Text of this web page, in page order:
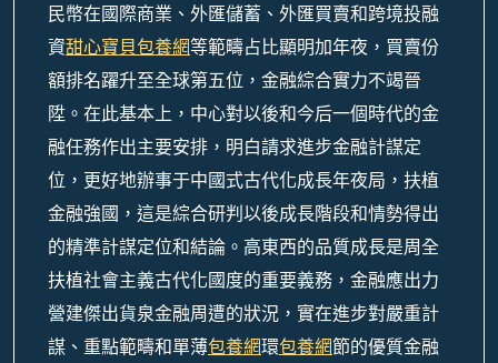
民幣在國際商業、外匯儲蓄、外匯買賣和跨境投融
資甜心寶貝包養網等範疇占比顯明加年夜，買賣份
額排名躍升至全球第五位，金融綜合實力不竭晉
陞。在此基本上，中心對以後和今后一個時代的金
融任務作出主要安排，明白請求進步金融計謀定
位，更好地辦事于中國式古代化成長年夜局，扶植
金融強國，這是綜合研判以後成長階段和情勢得出
的精準計謀定位和結論。高東西的品質成長是周全
扶植社會主義古代化國度的重要義務，金融應出力
營建傑出貨泉金融周遭的狀況，實在進步對嚴重計
謀、重點範疇和單薄包養網環包養網節的優質金融